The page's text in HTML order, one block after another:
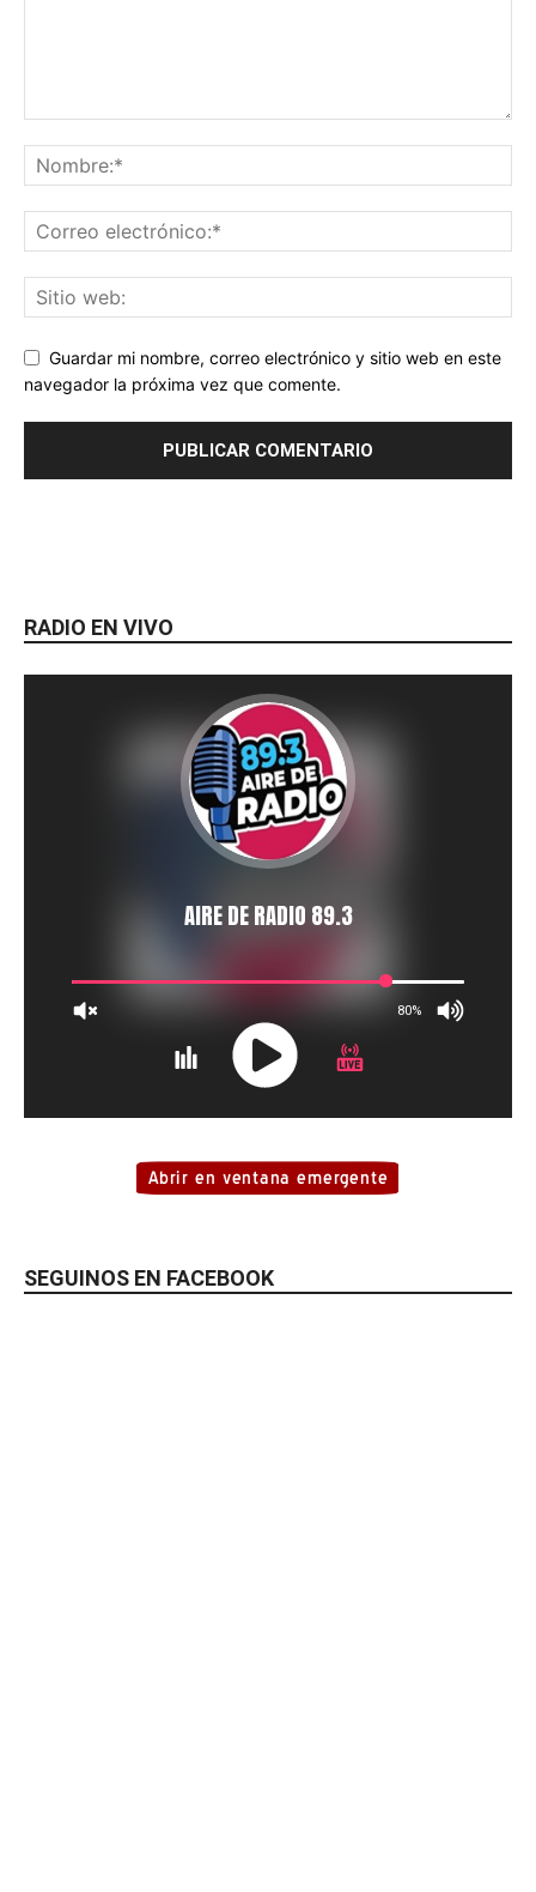
Guardar mi nombre, correo electrónico y sitio web en este
navegador la próxima vez que comente.
RADIO EN VIVO
SEGUINOS EN FACEBOOK